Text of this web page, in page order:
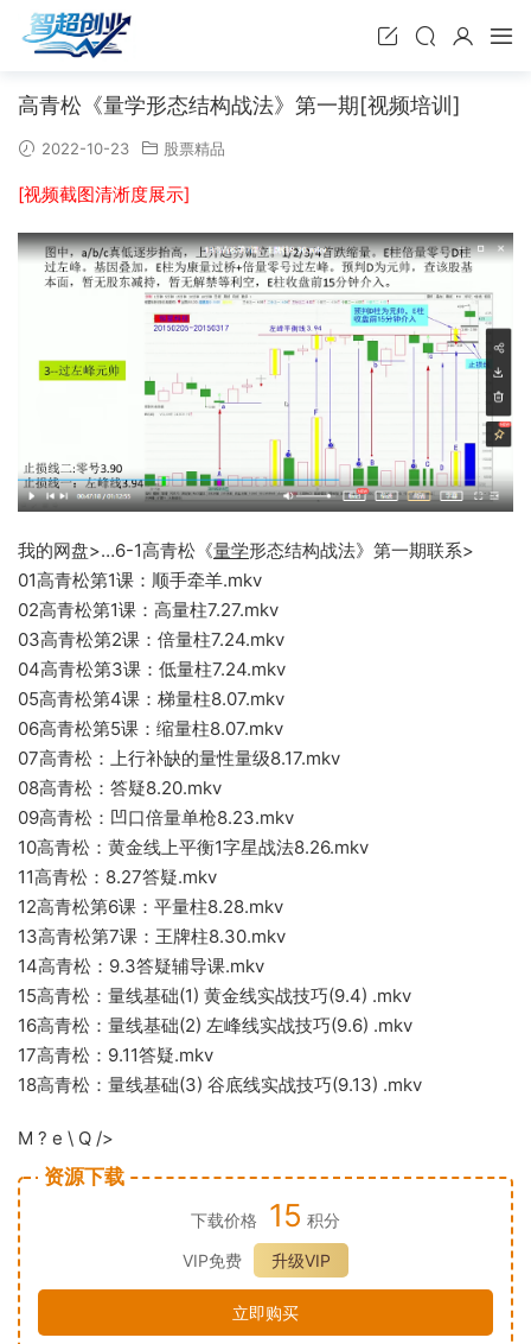
高青松《量学形态结构战法》第一期[视频培训]
2022-10-23 股票精品
[视频截图清淅度展示]
我的网盘>…6-1高青松《量学形态结构战法》第一期联系>
01高青松第1课：顺手牵羊.mkv
02高青松第1课 ：高量柱7.27.mkv
03高青松第2课：倍量柱7.24.mkv
04高青松第3课：低量柱7.24.mkv
05高青松第4课：梯量柱8.07.mkv
06高青松第5课：缩量柱8.07.mkv
07高青松：上行补缺的量性量级8.17.mkv
08高青松：答疑8.20.mkv
09高青松：凹口倍量单枪8.23.mkv
10高青松：黄金线上平衡1字星战法8.26.mkv
11高青松：8.27答疑.mkv
12高青松第6课：平量柱8.28.mkv
13高青松第7课：王牌柱8.30.mkv
14高青松：9.3答疑辅导课.mkv
15高青松： 量线基础(1) 黄金线实战技巧(9.4) .mkv
16高青松： 量线基础(2) 左峰线实战技巧(9.6) .mkv
17高青松：9.11答疑.mkv
18高青松：量线基础(3) 谷底线实战技巧(9.13) .mkv
M ? e \ Q />
资源下载
下载价格 15 积分
VIP免费
升级VIP
立即购买